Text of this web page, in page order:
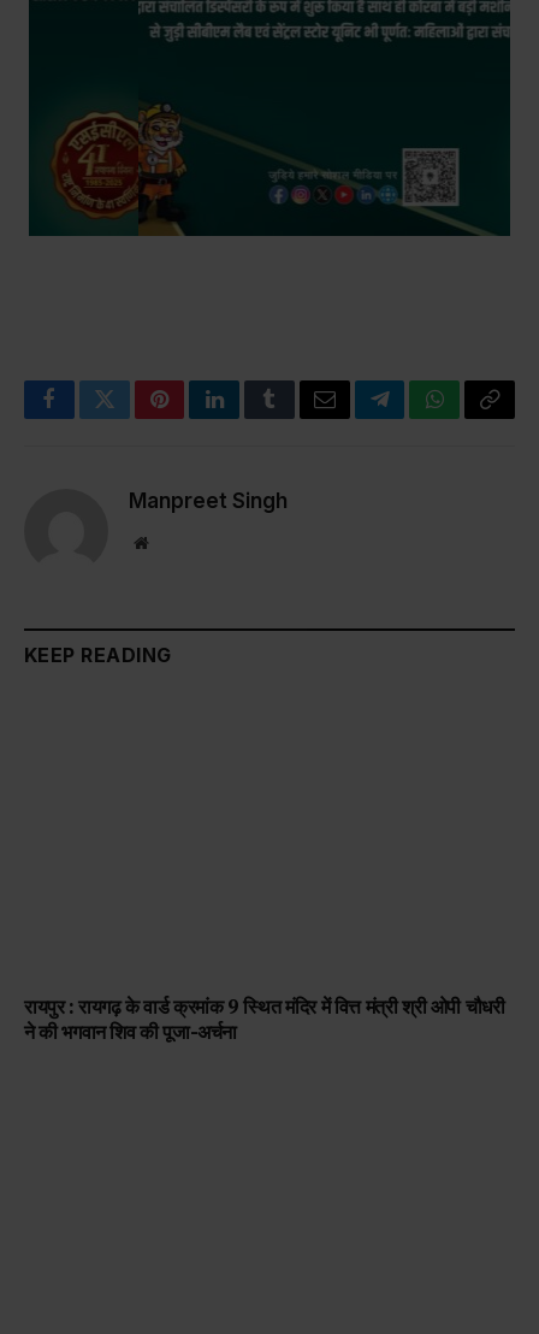
FacebookTwitterPinterestLinkedInTumblrEmailTelegramWhatsApp
Copy
Manpreet Singh
Website
KEEP READING
रायपुर : रायगढ़ के वार्ड क्रमांक 9 स्थित मंदिर में वित्त मंत्री श्री ओपी चौधरी
ने की भगवान शिव की पूजा-अर्चना